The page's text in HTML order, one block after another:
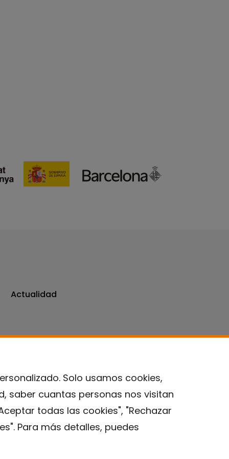
Solo usamos cookies,
saber cuantas personas nos visitan
todas las cookies", "Rechazar
Para más detalles, puedes
Actualidad
Contacto
Aviso legal Política de privacidad Política de Cookies